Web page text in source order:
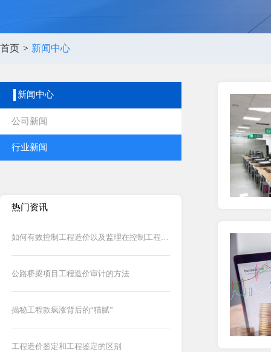
首页 > 新闻中心
新闻中心
公司新闻
行业新闻
热门资讯
如何有效控制工程造价以及监理在控制工程造价中的作用
公路桥梁项目工程造价审计的方法
揭秘工程款疯涨背后的“猫腻”
工程造价鉴定和工程鉴定的区别